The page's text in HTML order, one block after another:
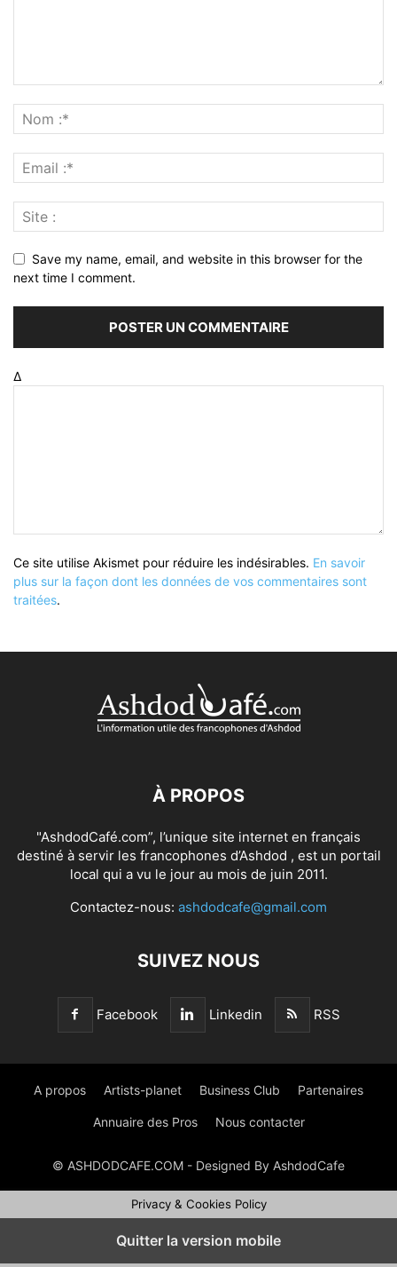
Save my name, email, and website in this browser for the
next time I comment.
Δ
Ce site utilise Akismet pour réduire les indésirables. En savoir
plus sur la façon dont les données de vos commentaires sont
traitées.
À PROPOS
"AshdodCafé.com”, l’unique site internet en français
destiné à servir les francophones d’Ashdod , est un portail
local qui a vu le jour au mois de juin 2011.
Contactez-nous: ashdodcafe@gmail.com
SUIVEZ NOUS
Facebook Linkedin RSS
A propos Artists-planet Business Club Partenaires
Annuaire des Pros Nous contacter
© ASHDODCAFE.COM - Designed By AshdodCafe
Privacy & Cookies Policy
Quitter la version mobile